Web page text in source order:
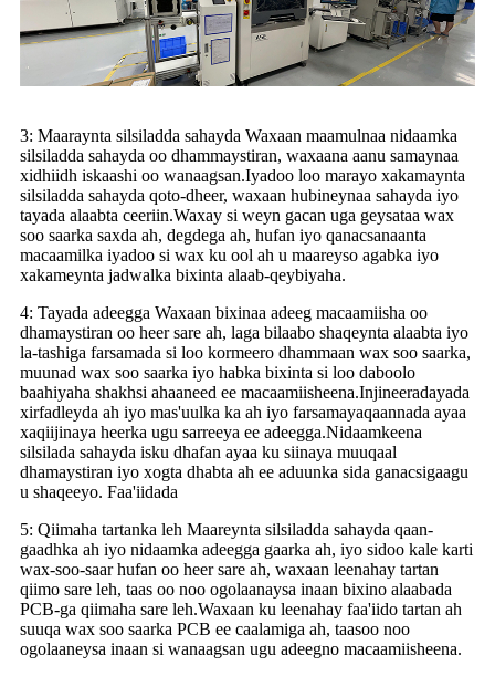
3: Maaraynta silsiladda sahayda Waxaan maamulnaa nidaamka
silsiladda sahayda oo dhammaystiran, waxaana aanu samaynaa
xidhiidh iskaashi oo wanaagsan.Iyadoo loo marayo xakamaynta
silsiladda sahayda qoto-dheer, waxaan hubineynaa sahayda iyo
tayada alaabta ceeriin.Waxay si weyn gacan uga geysataa wax
soo saarka saxda ah, degdega ah, hufan iyo qanacsanaanta
macaamilka iyadoo si wax ku ool ah u maareyso agabka iyo
xakameynta jadwalka bixinta alaab-qeybiyaha.
4: Tayada adeegga Waxaan bixinaa adeeg macaamiisha oo
dhamaystiran oo heer sare ah, laga bilaabo shaqeynta alaabta iyo
la-tashiga farsamada si loo kormeero dhammaan wax soo saarka,
muunad wax soo saarka iyo habka bixinta si loo daboolo
baahiyaha shakhsi ahaaneed ee macaamiisheena.Injineeradayada
xirfadleyda ah iyo mas'uulka ka ah iyo farsamayaqaannada ayaa
xaqiijinaya heerka ugu sarreeya ee adeegga.Nidaamkeena
silsilada sahayda isku dhafan ayaa ku siinaya muuqaal
dhamaystiran iyo xogta dhabta ah ee aduunka sida ganacsigaagu
u shaqeeyo. Faa'iidada
5: Qiimaha tartanka leh Maareynta silsiladda sahayda qaan-
gaadhka ah iyo nidaamka adeegga gaarka ah, iyo sidoo kale karti
wax-soo-saar hufan oo heer sare ah, waxaan leenahay tartan
qiimo sare leh, taas oo noo ogolaanaysa inaan bixino alaabada
PCB-ga qiimaha sare leh.Waxaan ku leenahay faa'iido tartan ah
suuqa wax soo saarka PCB ee caalamiga ah, taasoo noo
ogolaaneysa inaan si wanaagsan ugu adeegno macaamiisheena.